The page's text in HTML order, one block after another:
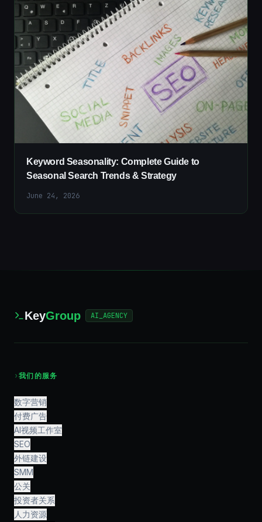
Keyword Seasonality: Complete Guide to
Seasonal Search Trends & Strategy
June 24, 2026
KeyGroup AI_AGENCY
›我们的服务
数字营销
付费广告
AI视频工作室
SEO
外链建设
SMM
公关
投资者关系
人力资源